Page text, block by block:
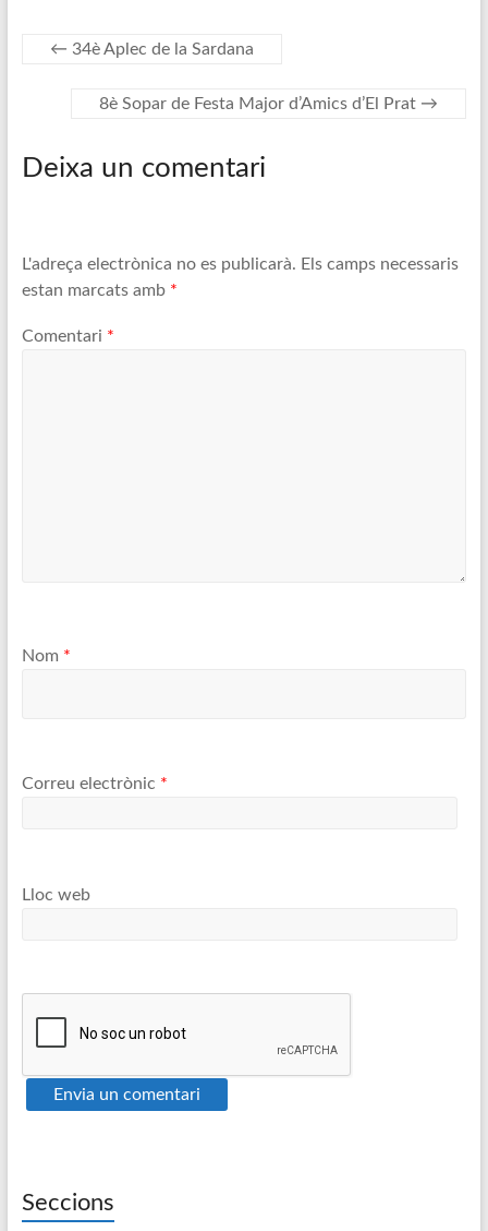
← 34è Aplec de la Sardana
8è Sopar de Festa Major d’Amics d’El Prat →
Deixa un comentari
L'adreça electrònica no es publicarà. Els camps necessaris
estan marcats amb *
Comentari *
Nom *
Correu electrònic *
Lloc web
Seccions